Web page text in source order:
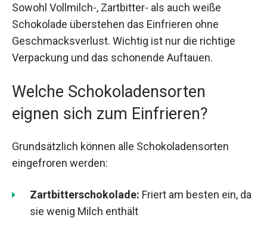
Sowohl Vollmilch-, Zartbitter- als auch weiße
Schokolade überstehen das Einfrieren ohne
Geschmacksverlust. Wichtig ist nur die richtige
Verpackung und das schonende Auftauen.
Welche Schokoladensorten
eignen sich zum Einfrieren?
Grundsätzlich können alle Schokoladensorten
eingefroren werden:
Zartbitterschokolade: Friert am besten ein, da
sie wenig Milch enthält